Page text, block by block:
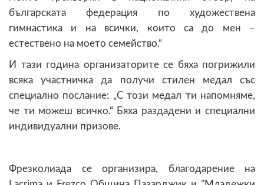
българската федерация по художествена
гимнастика и на всички, които са до мен –
естествено на моето семейство.“
И тази година организаторите се бяха погрижили
всяка участничка да получи стилен медал със
специално послание: „С този медал ти напомняме,
че ти можеш всичко.“ Бяха раздадени и специални
индивидуални призове.
Фрезколиада се организира, благодарение на